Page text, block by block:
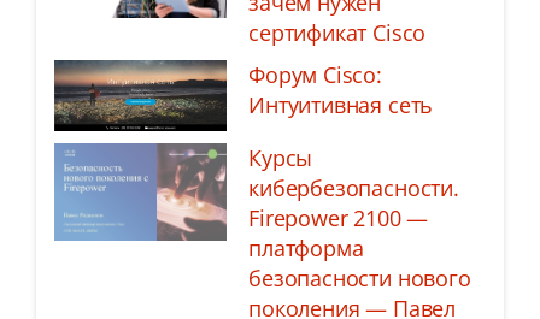
сертификат Cisco
Форум Cisco:
Интуитивная сеть
Курсы
кибербезопасности.
Firepower 2100 —
платформа
безопасности нового
поколения — Павел